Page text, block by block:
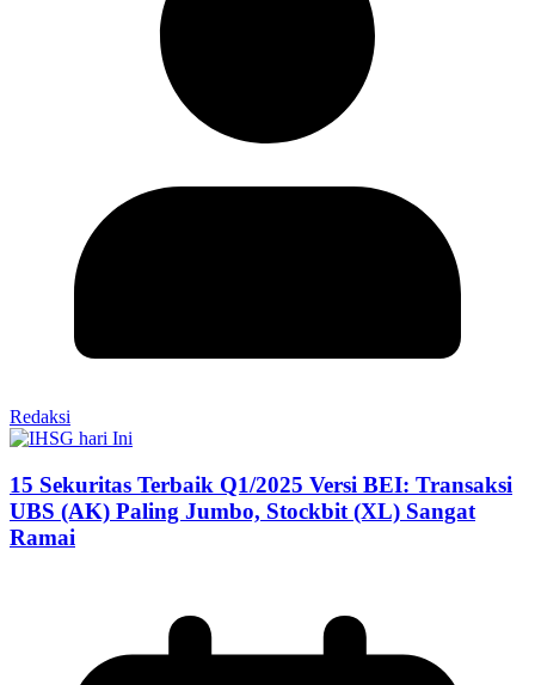
Redaksi
15 Sekuritas Terbaik Q1/2025 Versi BEI: Transaksi
UBS (AK) Paling Jumbo, Stockbit (XL) Sangat
Ramai